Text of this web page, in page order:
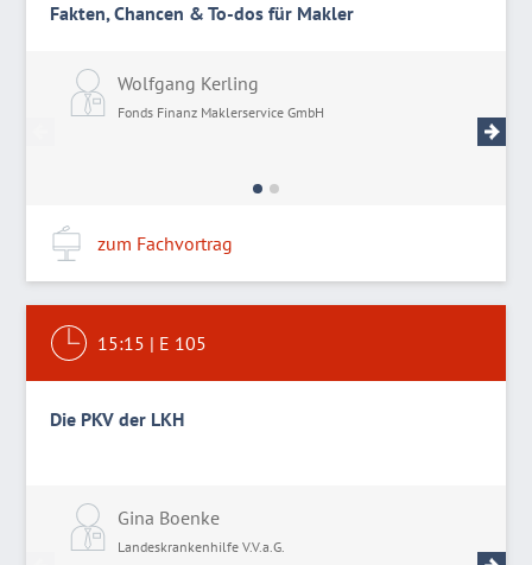
Fakten, Chancen & To-dos für Makler
Wolfgang Kerling
Fonds Finanz Maklerservice GmbH
zum Fachvortrag
15:15 | E 105
Die PKV der LKH
Gina Boenke
Landeskrankenhilfe V.V.a.G.